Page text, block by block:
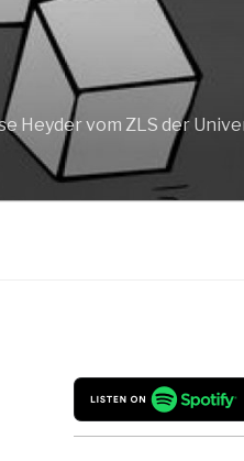
Heyder vom ZLS der